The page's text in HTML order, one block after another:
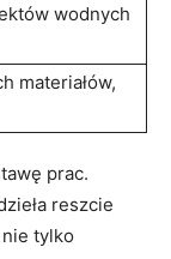
wodnych‍
materiałów,
prac.
reszcie
tylko